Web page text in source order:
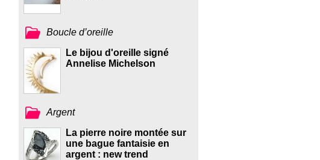
Boucle d’oreille
Le bijou d'oreille signé
Annelise Michelson
Argent
La pierre noire montée sur
une bague fantaisie en
argent : new trend